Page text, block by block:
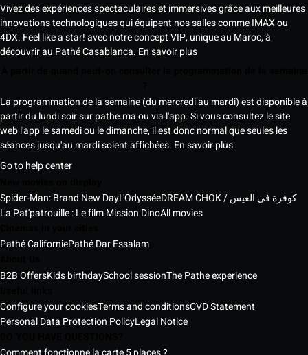
Vivez des expériences spectaculaires et immersives grâce aux meilleures
innovations technologiques qui équipent nos salles comme IMAX ou
4DX. Feel like a star! avec notre concept VIP, unique au Maroc, à
découvrir au Pathé Casablanca. En savoir plus
La programmation de la semaine (du mercredi au mardi) est disponible à
partir du lundi soir sur pathe.ma ou via l'app. Si vous consultez le site
web l'app le samedi ou le dimanche, il est donc normal que seules les
séances jusqu'au mardi soient affichées. En savoir plus
Go to help center
Spider-Man: Brand New DayL'Odyssée
DREAM CHOK / كوفرة في الغيس
La Pat'patrouille : Le film Mission DinoAll movies
Pathé CaliforniePathé Dar Essalam
B2B OffersKids birthdaySchool sessionThe Pathe experience
Configure your cookiesTerms and conditionsCVD Statement
Personal Data Protection PolicyLegal Notice